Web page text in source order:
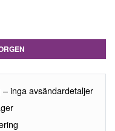
inga avsändardetaljer